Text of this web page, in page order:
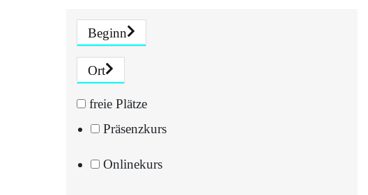
Beginn
Ort
freie Plätze
Präsenzkurs
Onlinekurs